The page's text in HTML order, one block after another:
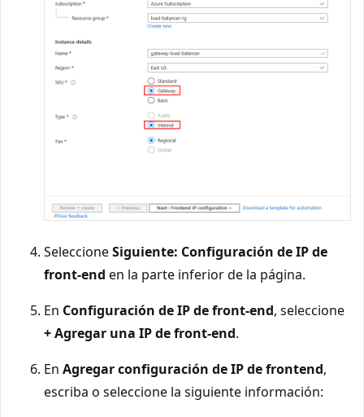
SeleccioneSiguiente: Configuración de IP de
front-end en la parte inferior de la página.
En Configuración de IP de front-end, seleccione
+ Agregar una IP de front-end.
En Agregar configuración de IP de frontend,
escriba o seleccione la siguiente información: